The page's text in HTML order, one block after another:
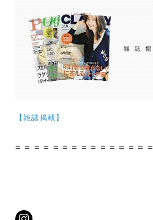
【雑誌掲載】
= = = = = = = = = = = = = = =